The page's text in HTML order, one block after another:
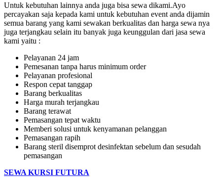
Untuk kebutuhan lainnya anda juga bisa sewa dikami.Ayo
percayakan saja kepada kami untuk kebutuhan event anda dijamin
semua barang yang kami sewakan berkualitas dan harga sewa nya
juga terjangkau selain itu banyak juga keunggulan dari jasa sewa
kami yaitu :
Pelayanan 24 jam
Pemesanan tanpa harus minimum order
Pelayanan profesional
Respon cepat tanggap
Barang berkualitas
Harga murah terjangkau
Barang terawat
Pemasangan tepat waktu
Memberi solusi untuk kenyamanan pelanggan
Pemasangan rapih
Barang steril disemprot desinfektan sebelum dan sesudah
pemasangan
SEWA KURSI FUTURA